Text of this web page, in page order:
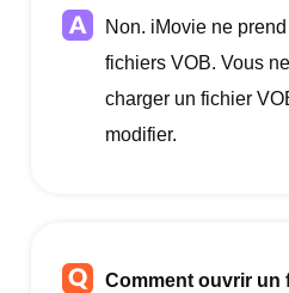
Non. iMovie ne
fichiers VOB. Vous
charger un fichier
modifier.
Comment ouvrir un